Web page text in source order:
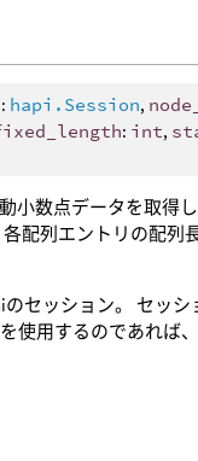
: hapi.Session,
: int,
小数点データを取得
配列エントリの配列
セッション。 セッシ
使用するのであれば